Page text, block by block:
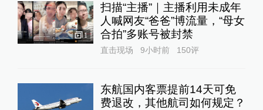
1
扫描“主播”｜主播利用未成年
人喊网友“爸爸”博流量，“母女
合拍”多账号被封禁
直击现场 9小时前 150评
东航国内客票提前14天可免
费退改，其他航司如何规定？